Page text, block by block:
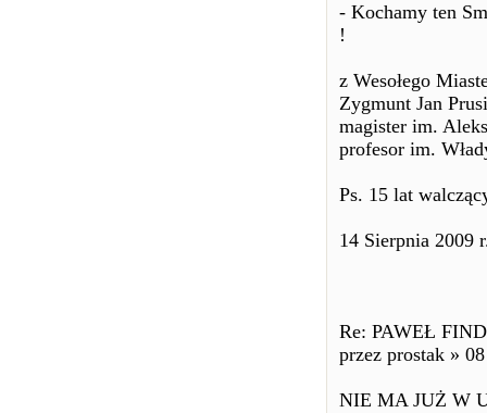
- Kochamy ten
!
z Wesołego
Zygmunt Jan
magister im.
profesor im.
Ps. 15 lat
14 Sierpnia 2009
Re: PAWEŁ
przez prostak »
NIE MA JUŻ W